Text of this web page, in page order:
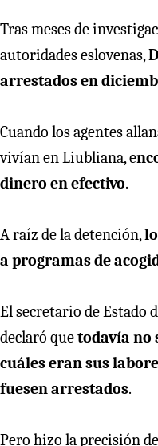
Tras meses de
autoridades eslovenas,
arrestados en
Cuando los agentes
vivían en Liubliana, e
dinero en efectivo.
A raíz de la detención,
a programas de
El secretario de Estado
declaró quetodavía no
cuáles eran sus
fuesen arrestados.
Pero hizo la precisión